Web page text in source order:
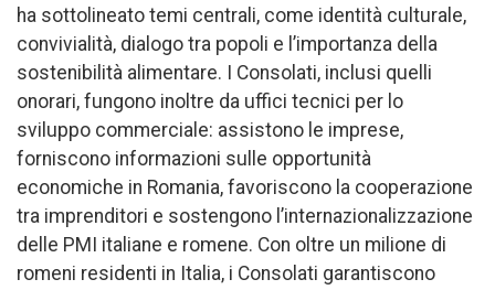
ha sottolineato temi centrali, come identità culturale,
convivialità, dialogo tra popoli e l’importanza della
sostenibilità alimentare. I Consolati, inclusi quelli
onorari, fungono inoltre da uffici tecnici per lo
sviluppo commerciale: assistono le imprese,
forniscono informazioni sulle opportunità
economiche in Romania, favoriscono la cooperazione
tra imprenditori e sostengono l’internazionalizzazione
delle PMI italiane e romene. Con oltre un milione di
romeni residenti in Italia, i Consolati garantiscono